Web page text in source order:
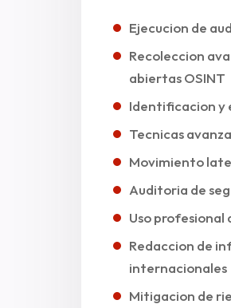
Ejecucion de
Recoleccion
abiertas OSINT
Identificacion y
Tecnicas
Movimiento
Auditoria de
Uso
Redaccion de
internacionales
Mitigacion de